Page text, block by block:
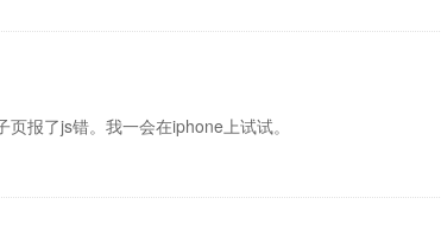
报了js错。我一会在iphone上试试。